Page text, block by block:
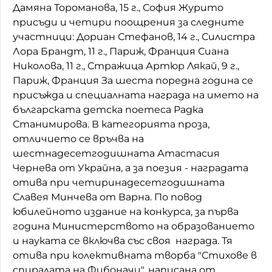
Дамяна Тороманова, 15 г., София Журито
присъди и четири поощрения за следните
участници: Дориан Стефанов, 14 г., Силистра
Лора Брандт, 11 г., Париж, Франция Сиана
Николова, 11 г., Стражица Артюр Лякай, 9 г.,
Париж, Франция За шеста поредна година се
присъжда и специалната награда на името на
българската детска поетеса Радка
Станимирова. В категорията проза,
отличието се връчва на
шестнадесетгодишната Атастасия
Чернева от Украйна, а за поезия - наградата
отива при четиринадесетгодишната
Славея Минчева от Варна. По повод
юбилейното издание на конкурса, за първа
година Министерството на образованието
и науката се включва със своя награда. Тя
отива при колективната творба "Стихове в